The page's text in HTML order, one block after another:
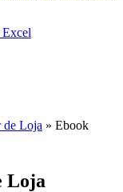
de Loja » Ebook
Loja